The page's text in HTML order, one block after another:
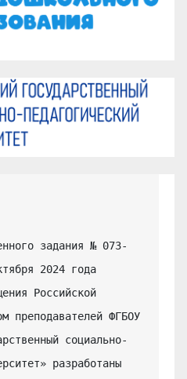
задания № 073-
2024 года
Российской
преподавателей ФГБОУ
социально-
разработаны